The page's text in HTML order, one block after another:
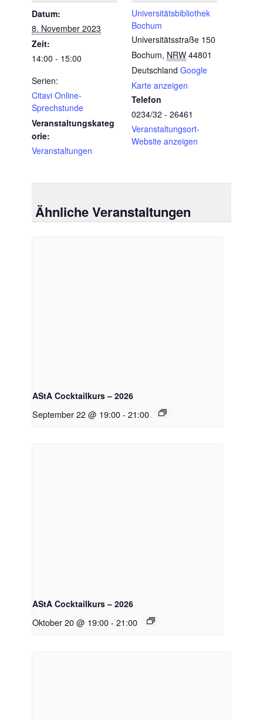
Datum:
8. November 2023
Zeit:
14:00 - 15:00
Serien:
Citavi Online-
Sprechstunde
Veranstaltungskateg
orie:
Veranstaltungen
Universitätsbibliothek
Bochum
Universitätsstraße 150
Bochum, NRW 44801
Deutschland Google
Karte anzeigen
Telefon
0234/32 - 26461
Veranstaltungsort-
Website anzeigen
Ähnliche Veranstaltungen
AStA Cocktailkurs – 2026
September 22 @ 19:00- 21:00
AStA Cocktailkurs – 2026
Oktober 20 @ 19:00- 21:00